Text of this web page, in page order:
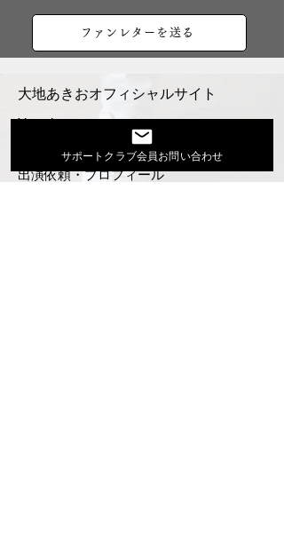
ファンレターを送る
大地あきおオフィシャルサイト
Youtube
出演依頼・プロフィール
サポートクラブ会員お問い合わせ